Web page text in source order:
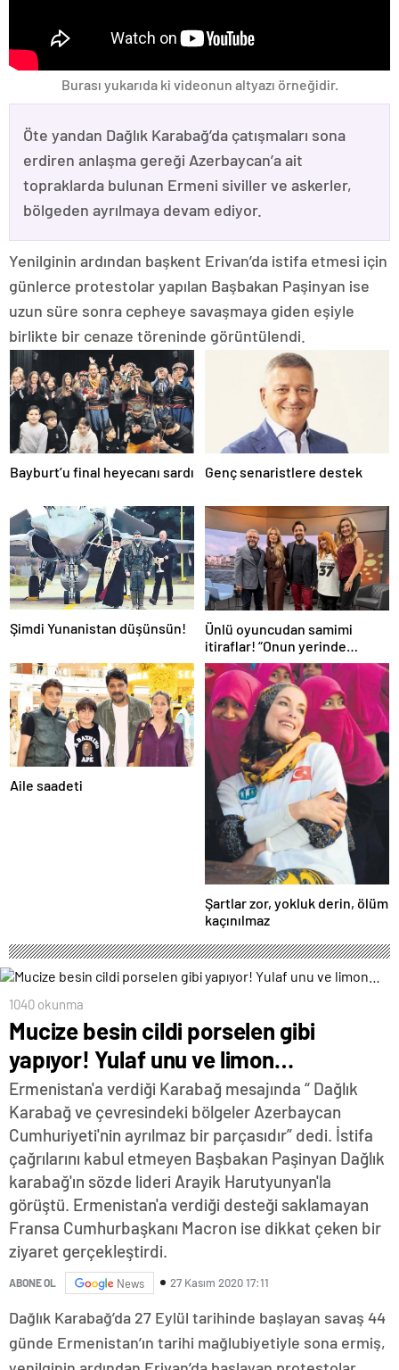
Burası yukarıda ki videonun altyazı örneğidir.
Öte yandan Dağlık Karabağ’da çatışmaları sona
erdiren anlaşma gereği Azerbaycan’a ait
topraklarda bulunan Ermeni siviller ve askerler,
bölgeden ayrılmaya devam ediyor.
Yenilginin ardından başkent Erivan’da istifa etmesi için
günlerce protestolar yapılan Başbakan Paşinyan ise
uzun süre sonra cepheye savaşmaya giden eşiyle
birlikte bir cenaze töreninde görüntülendi.
Bayburt’u final heyecanı sardı Genç senaristlere destek
Şimdi Yunanistan düşünsün!
Ünlü oyuncudan samimi
itiraflar! “Onun yerinde
olsaydım diye çok düşündüm”
Aile saadeti
Şartlar zor, yokluk derin, ölüm
kaçınılmaz
1040 okunma
Mucize besin cildi porselen gibi
yapıyor! Yulaf unu ve limon…
Ermenistan'a verdiği Karabağ mesajında “ Dağlık
Karabağ ve çevresindeki bölgeler Azerbaycan
Cumhuriyeti'nin ayrılmaz bir parçasıdır” dedi. İstifa
çağrılarını kabul etmeyen Başbakan Paşinyan Dağlık
karabağ'ın sözde lideri Arayik Harutyunyan'la
görüştü. Ermenistan'a verdiği desteği saklamayan
Fransa Cumhurbaşkanı Macron ise dikkat çeken bir
ziyaret gerçekleştirdi.
ABONE OL News 27 Kasım 2020 17:11
Dağlık Karabağ’da 27 Eylül tarihinde başlayan savaş 44
günde Ermenistan’ın tarihi mağlubiyetiyle sona ermiş,